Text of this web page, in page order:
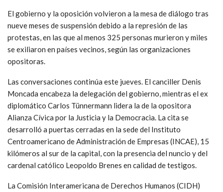
El gobierno y la oposición volvieron a la mesa de diálogo tras
nueve meses de suspensión debido a la represión de las
protestas, en las que al menos 325 personas murieron y miles
se exiliaron en países vecinos, según las organizaciones
opositoras.
Las conversaciones continúa este jueves. El canciller Denis
Moncada encabeza la delegación del gobierno, mientras el ex
diplomático Carlos Tünnermann lidera la de la opositora
Alianza Cívica por la Justicia y la Democracia. La cita se
desarrolló a puertas cerradas en la sede del Instituto
Centroamericano de Administración de Empresas (INCAE), 15
kilómeros al sur de la capital, con la presencia del nuncio y del
cardenal católico Leopoldo Brenes en calidad de testigos.
La Comisión Interamericana de Derechos Humanos (CIDH)